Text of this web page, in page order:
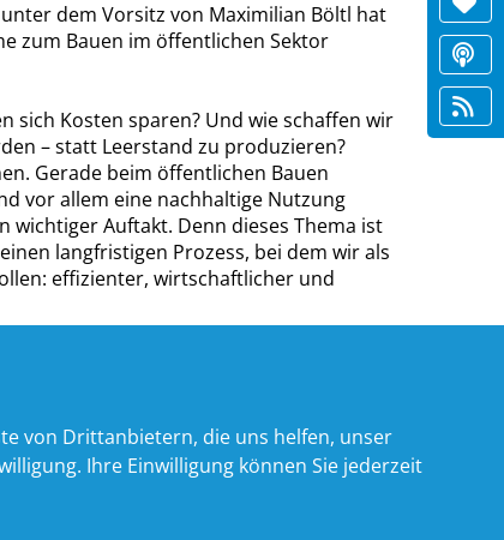
dem Vorsitz von Maximilian Böltl hat
zum Bauen im öffentlichen Sektor
sich Kosten sparen? Und wie schaffen wir
– statt Leerstand zu produzieren?
Gerade beim öffentlichen Bauen
vor allem eine nachhaltige Nutzung
wichtiger Auftakt. Denn dieses Thema ist
langfristigen Prozess, bei dem wir als
effizienter, wirtschaftlicher und
von Drittanbietern, die uns helfen, unser
Ihre Einwilligung können Sie jederzeit